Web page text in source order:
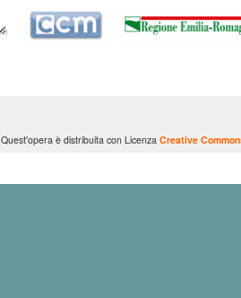
Quest'opera è distribuita con Licenza Creative